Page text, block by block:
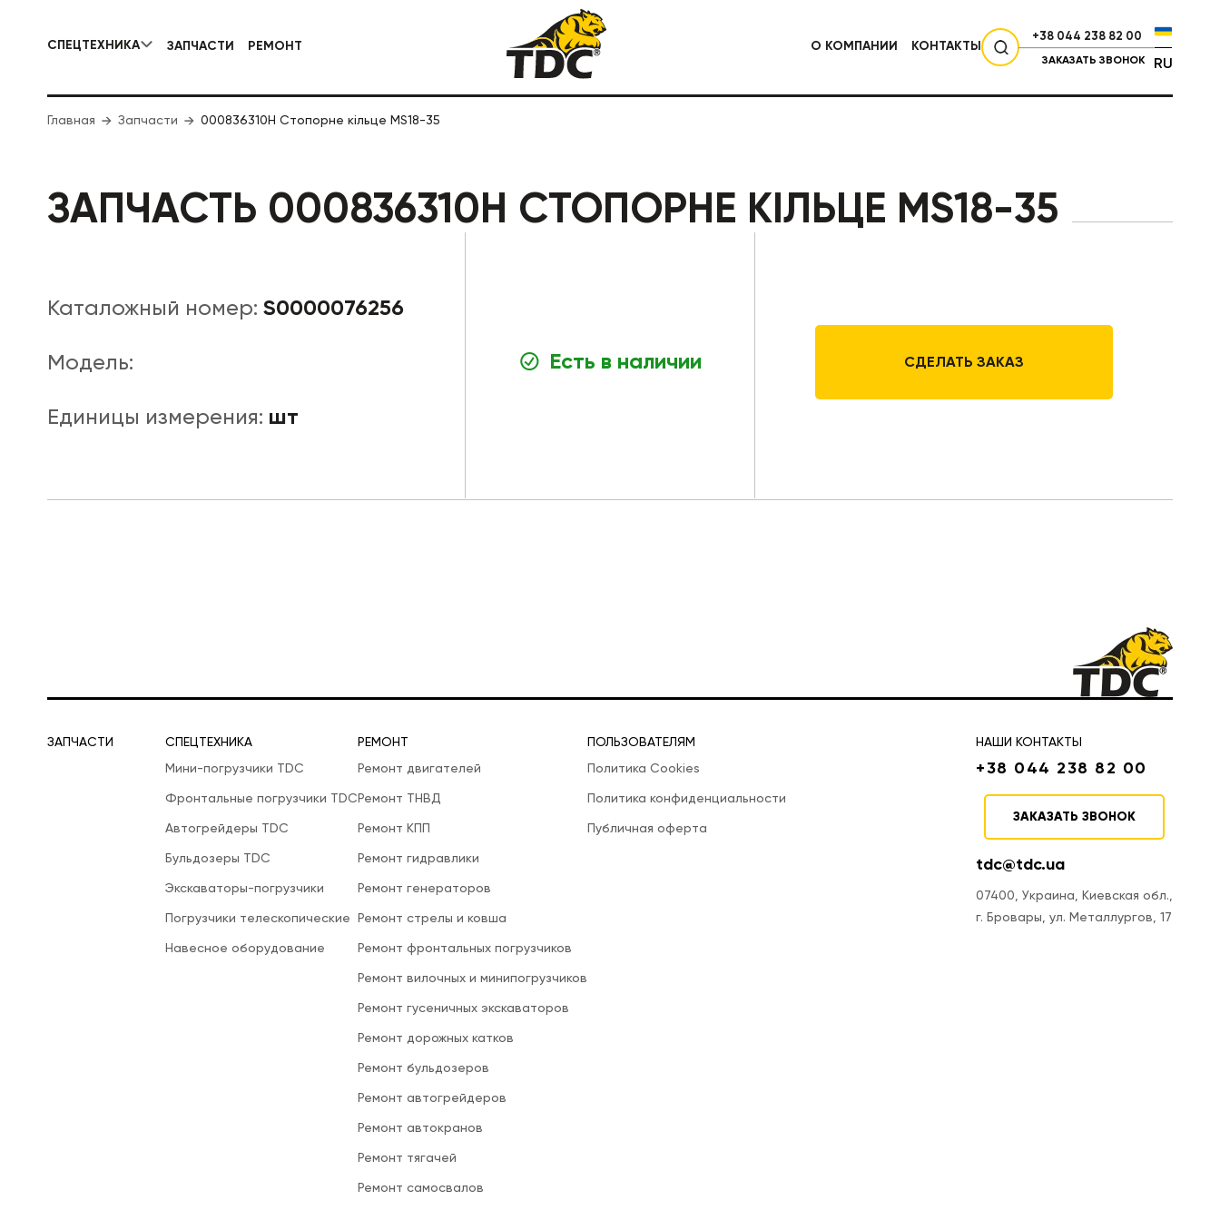
СПЕЦТЕХНИКА
КОММУНАЛЬНАЯ СПЕЦТЕХНИКА ДОРОЖНАЯ СПЕЦТЕХНИКА
ЗАПЧАСТИ РЕМОНТ О КОМПАНИИ КОНТАКТЫ
+38 044 238 82 00
ЗАКАЗАТЬ ЗВОНОК RU
Главная Запчасти 000836310H Стопорне кільце MS18-35
ЗАПЧАСТЬ 000836310H СТОПОРНЕ КІЛЬЦЕ MS18-35
Каталожный номер: S0000076256
Модель:
Единицы измерения: шт
Есть в наличии СДЕЛАТЬ ЗАКАЗ
ЗАПЧАСТИ
СПЕЦТЕХНИКА
Мини-погрузчики TDC
Фронтальные погрузчики TDC
Автогрейдеры TDC
Бульдозеры TDC
Экскаваторы-погрузчики
Погрузчики телескопические
Навесное оборудование
РЕМОНТ
Ремонт двигателей
Ремонт ТНВД
Ремонт КПП
Ремонт гидравлики
Ремонт генераторов
Ремонт стрелы и ковша
Ремонт фронтальных погрузчиков
Ремонт вилочных и минипогрузчиков
Ремонт гусеничных экскаваторов
Ремонт дорожных катков
Ремонт бульдозеров
Ремонт автогрейдеров
Ремонт автокранов
Ремонт тягачей
Ремонт самосвалов
ПОЛЬЗОВАТЕЛЯМ
Политика Cookies
Политика конфиденциальности
Публичная оферта
НАШИ КОНТАКТЫ
+38 044 238 82 00
ЗАКАЗАТЬ ЗВОНОК
tdc@tdc.ua
07400, Украина, Киевская обл.,
г. Бровары, ул. Металлургов, 17